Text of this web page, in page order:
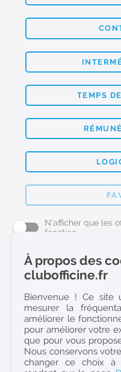
TEMPS
N'afficher que les
fonction
L'emploi Pharmacie
Pharmacien (H/F)
Préparateur en Pharmacie
Etudiant en Pharmacie
Etudiant en Pharmacie
Conseiller Dermo
À propos des
clubofficine.fr
Bienvenue ! Ce site
mesurer la
améliorer le
pour améliorer votre
que pour vous
Nous conservons
changer ce choix